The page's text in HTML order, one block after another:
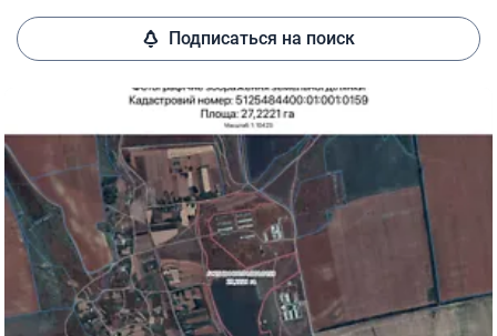
Подписаться на поиск